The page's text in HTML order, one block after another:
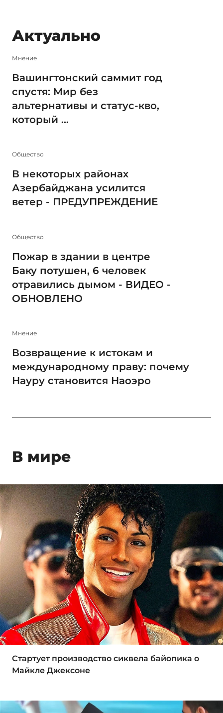
Актуально
Мнение
Вашингтонский саммит год
спустя: Мир без
альтернативы и статус-кво,
который ...
Общество
В некоторых районах
Азербайджана усилится
ветер - ПРЕДУПРЕЖДЕНИЕ
Общество
Пожар в здании в центре
Баку потушен, 6 человек
отравились дымом - ВИДЕО -
ОБНОВЛЕНО
Мнение
Возвращение к истокам и
международному праву: почему
Науру становится Наоэро
В мире
Стартует производство сиквела байопика о
Майкле Джексоне